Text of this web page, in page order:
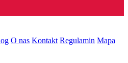
O nas Kontakt Regulamin Mapa